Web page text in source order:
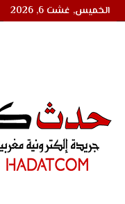
الخميس, غشت 6, 2026